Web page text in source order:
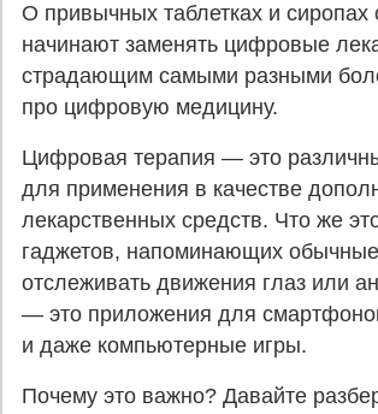
О привычных таблетках и
начинают заменять цифровые
страдающим самыми разными
про цифровую медицину.
Цифровая терапия — это
для применения в качестве
лекарственных средств. Что же
гаджетов, напоминающих
отслеживать движения глаз или
— это приложения для
и даже компьютерные игры.
Почему это важно? Давайте